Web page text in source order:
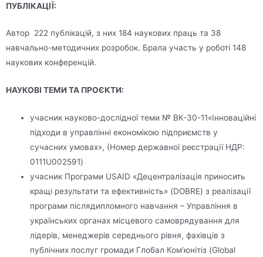
ПУБЛІКАЦІЇ:
Автор 222 публікацій, з них 184 наукових праць та 38
навчально-методичних розробок. Брала участь у роботі 148
наукових конференцій.
НАУКОВІ ТЕМИ ТА ПРОЄКТИ:
учасник науково-дослідної теми № ВК-30-11«Інноваційні
підходи в управлінні економікою підприємств у
сучасних умовах», (Номер державної реєстрації НДР:
0111U002591)
учасник Програми USAID «Децентралізація приносить
кращі результати та ефективність» (DOBRE) з реалізації
програми післядипломного навчання – Управління в
українських органах місцевого самоврядування для
лідерів, менеджерів середнього рівня, фахівців з
публічних послуг громади Глобал Ком’юнітіз (Global